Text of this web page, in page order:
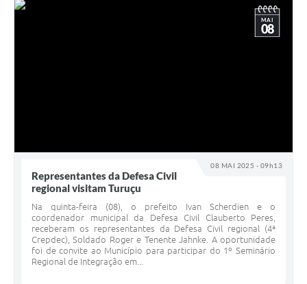
08 MAI 2025 - 09h13
MAI
08
Representantes da Defesa Civil
regional visitam Turuçu
Na quinta-feira (08), o prefeito Ivan Scherdien e o
coordenador municipal da Defesa Civil Clauberto Peres,
receberam os representantes da Defesa Civil regional (4ª
Crepdec), Soldado Roger e Tenente Jahnke. A oportunidade
foi de convite ao Município para participar do 1º Seminário
Regional de Integração em...